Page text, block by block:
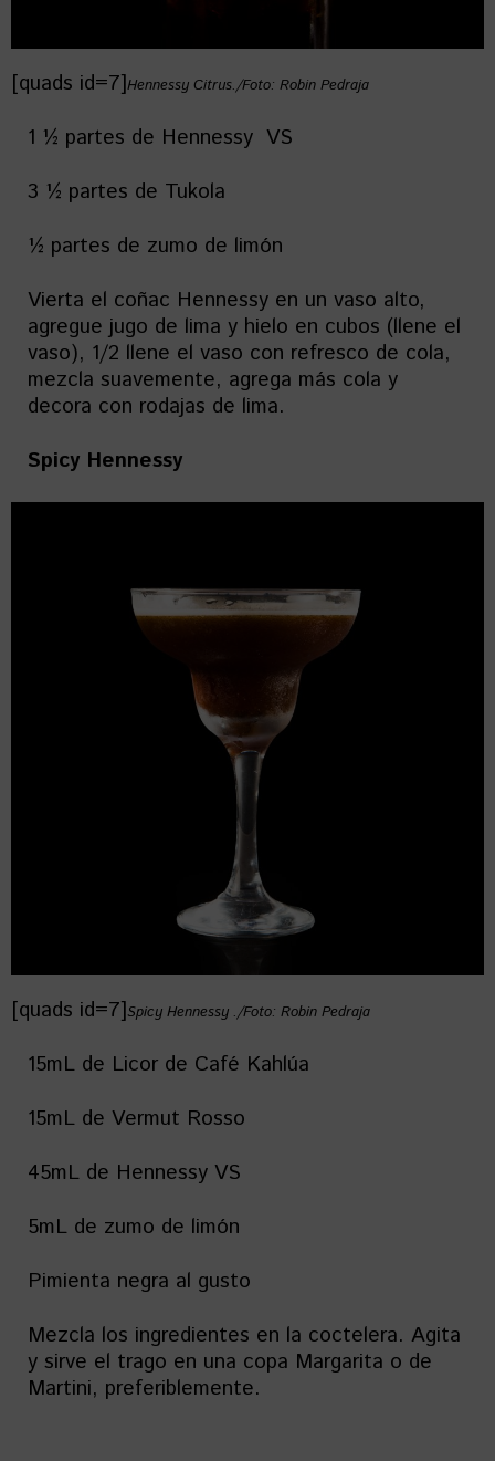
[quads id=7]Hennessy Citrus./Foto: Robin Pedraja
1 ½ partes de Hennessy VS
3 ½ partes de Tukola
½ partes de zumo de limón
Vierta el coñac Hennessy en un vaso alto,
agregue jugo de lima y hielo en cubos (llene el
vaso), 1/2 llene el vaso con refresco de cola,
mezcla suavemente, agrega más cola y
decora con rodajas de lima.
Spicy Hennessy
[quads id=7]Spicy Hennessy ./Foto: Robin Pedraja
15mL de Licor de Café Kahlúa
15mL de Vermut Rosso
45mL de Hennessy VS
5mL de zumo de limón
Pimienta negra al gusto
Mezcla los ingredientes en la coctelera. Agita
y sirve el trago en una copa Margarita o de
Martini, preferiblemente.